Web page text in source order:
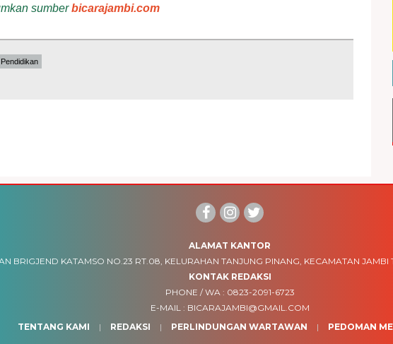
sumberbicarajambi.com
Pendidikan
ALAMAT KANTOR
BRIGJEND KATAMSO NO.23 RT.08, KELURAHAN TANJUNG PINANG, KECAMATAN JAMBI
KONTAK REDAKSI
PHONE / WA : 0823-2091-6723
E-MAIL : BICARAJAMBI@GMAIL.COM
TENTANG KAMI
REDAKSI PERLINDUNGAN WARTAWAN PEDOMAN